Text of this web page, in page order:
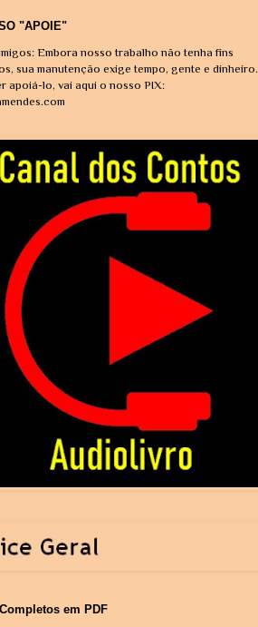
"APOIE"
Embora nosso trabalho não tenha fins
sua manutenção exige tempo, gente e dinheiro.
apoiá-lo, vai aqui o nosso PIX:
em PDF